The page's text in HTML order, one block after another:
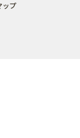
ップ